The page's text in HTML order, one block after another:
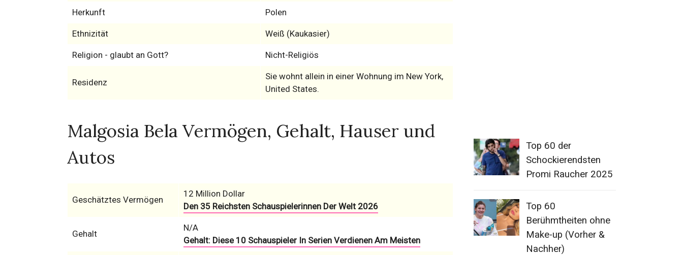
Herkunft Polen
Ethnizität Weiß (Kaukasier)
Religion - glaubt an Gott? Nicht-Religiös
Residenz
Sie wohnt allein in einer Wohnung im New York,
United States.
Malgosia Bela Vermögen, Gehalt, Hauser und
Autos
Geschätztes Vermögen
12 Million Dollar
Den 35 Reichsten Schauspielerinnen Der Welt 2026
Gehalt
N/A
Gehalt: Diese 10 Schauspieler In Serien Verdienen Am Meisten
Top 60 der
Schockierendsten
Promi Raucher 2025
Top 60
Berühmtheiten ohne
Make-up (Vorher &
Nachher)